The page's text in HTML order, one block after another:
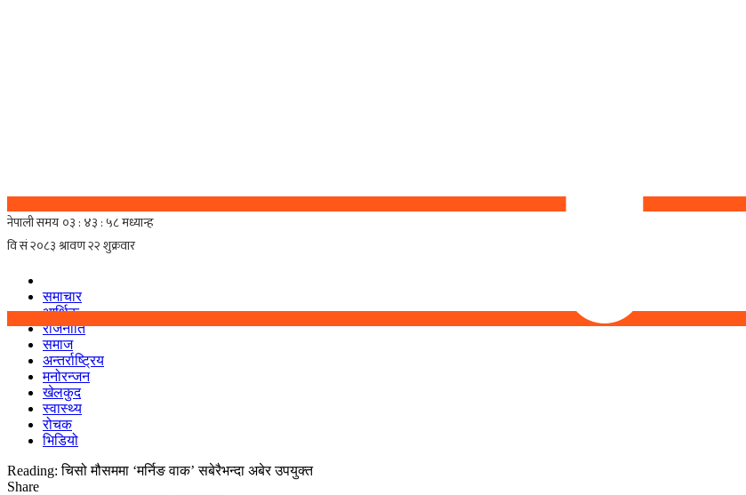
समाचार
आर्थिक
राजनीति
समाज
अन्तर्राष्ट्रिय
मनोरन्जन
खेलकुद
स्वास्थ्य
रोचक
भिडियो
Reading: चिसो मौसममा ‘मर्निङ वाक’ सबेरैभन्दा अबेर उपयुक्त
Share